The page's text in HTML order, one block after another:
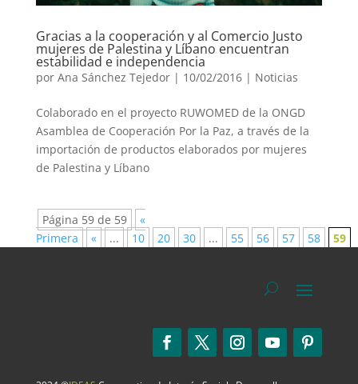
Gracias a la cooperación y al Comercio Justo
mujeres de Palestina y Líbano encuentran
estabilidad e independencia
por Ana Sánchez Tejedor| 10/02/2016 | Noticias
Colaborado en el proyecto RUWOMED de la ONGD
Asamblea de Cooperación Por la Paz, a través de la
importación de productos elaborados por mujeres
de Palestina y Líbano
Página 59 de 59
«
Primera
« ... 10 20 30 ... 55 56 57 58 59